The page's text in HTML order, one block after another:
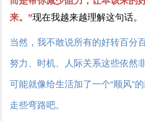
来。”现在我越来越理解这句话。
当然，我不敢说所有的好转百
努力、时机、人际关系这些依然
可能就像给生活加了一个“顺风”
走些弯路吧。